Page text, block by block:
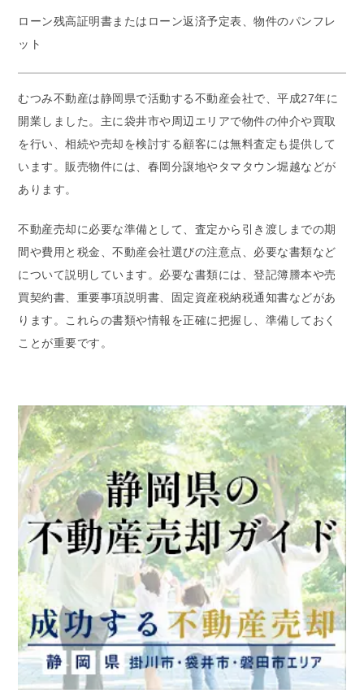
ローン残高証明書またはローン返済予定表、物件のパンフレ
ット
むつみ不動産は静岡県で活動する不動産会社で、平成27年に
開業しました。主に袋井市や周辺エリアで物件の仲介や買取
を行い、相続や売却を検討する顧客には無料査定も提供して
います。販売物件には、春岡分譲地やタマタウン堀越などが
あります。
不動産売却に必要な準備として、査定から引き渡しまでの期
間や費用と税金、不動産会社選びの注意点、必要な書類など
について説明しています。必要な書類には、登記簿謄本や売
買契約書、重要事項説明書、固定資産税納税通知書などがあ
ります。これらの書類や情報を正確に把握し、準備しておく
ことが重要です。